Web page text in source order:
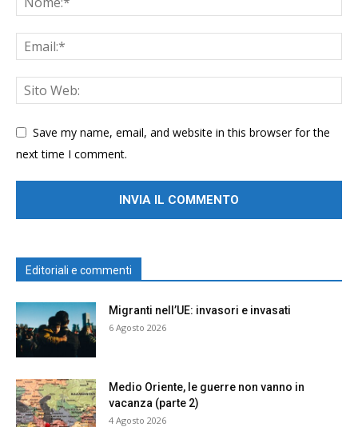
Save my name, email, and website in this browser for the
next time I comment.
Editoriali e commenti
Migranti nell’UE: invasori e invasati
6 Agosto 2026
Medio Oriente, le guerre non vanno in
vacanza (parte 2)
4 Agosto 2026